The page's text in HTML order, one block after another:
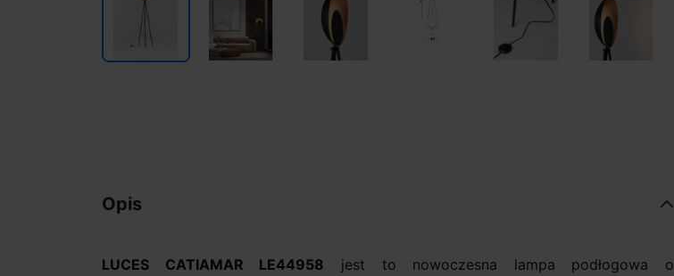
Opis
LUCES CATIAMAR LE44958 jest to nowoczesna lampa podłogowa o